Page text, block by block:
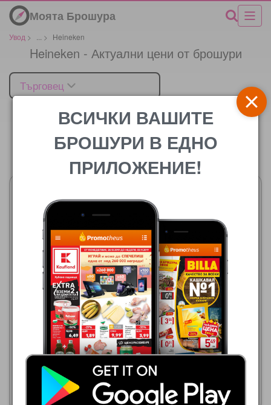
Моята Брошура
Увод > > Heineken
Heineken - Актуални цени от брошури
Търговец
Цената
Кауфланд
03.08.2026 - 09.08.2026
HEINEKEN
Покажи брошурата
ЕДЕА
06.08.2026 - 12.08.2026
0,95 €
БИРА HEINEKEN SILVER/0%
АЛК.
Покажи брошурата
ВСИЧКИ ВАШИТЕ
БРОШУРИ В ЕДНО
ПРИЛОЖЕНИЕ!